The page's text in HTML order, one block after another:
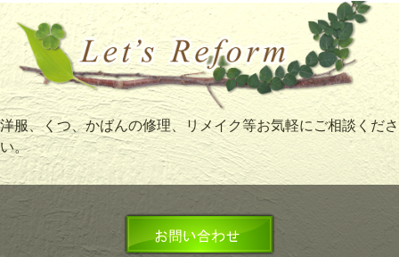
洋服、くつ、かばんの修理、リメイク等お気軽にご相談くださ
い。